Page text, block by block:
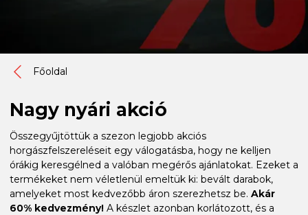
Főoldal
Nagy nyári akció
Összegyűjtöttük a szezon legjobb akciós
horgászfelszereléseit egy válogatásba, hogy ne kelljen
órákig keresgélned a valóban megérős ajánlatokat. Ezeket a
termékeket nem véletlenül emeltük ki: bevált darabok,
amelyeket most kedvezőbb áron szerezhetsz be. Akár
60% kedvezmény! A készlet azonban korlátozott, és a